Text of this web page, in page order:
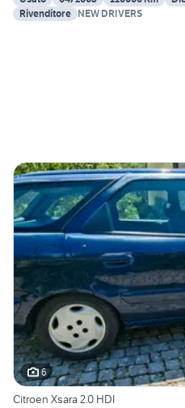
Rivenditore NEW DRIVERS
6
Citroen Xsara 2.0 HDI